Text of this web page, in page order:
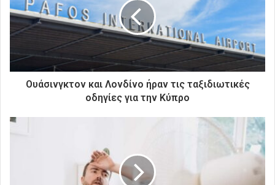
ν
η
λ
κ
τ
ι
Ουάσινγκτον και Λονδίνο ήραν τις ταξιδιωτικές
οδηγίες για την Κύπρο